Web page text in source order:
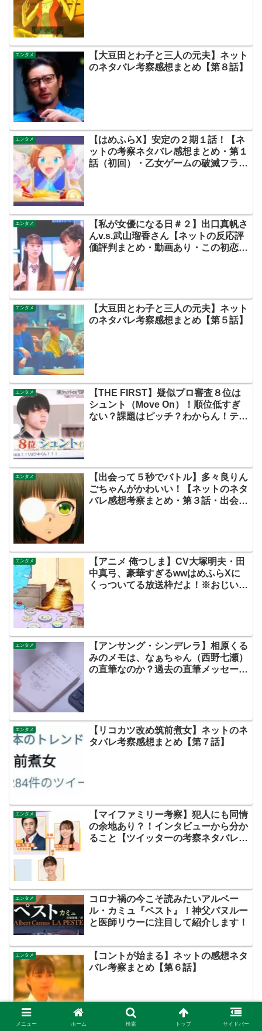
エンタメ
【大豆田とわ子と三人の元夫】ネット
のネタバレ考察感想まとめ【第８話】
エンタメ
【はめふらX】安定の２期１話！【ネ
ットの考察ネタバレ感想まとめ・第１
話（初回）・乙女ゲームの破滅フラグ
エンタメ
【私が女優になる日＃２】出口真帆さ
んv.s.武山瑠香さん【ネットの反応評
価評判まとめ・動画あり・この初恋は
エンタメ
【大豆田とわ子と三人の元夫】ネット
のネタバレ考察感想まとめ【第５話】
エンタメ
【THE FIRST】疑似プロ審査８位は
シュント（Move On）！順位低すぎ
ない？課題はピッチ？わからん！テン
エンタメ
【出会って５秒でバトル】多々良りん
ごちゃんがかわいい！【ネットのネタ
バレ感想考察まとめ・第３話・出会
エンタメ
【アニメ 俺つしま】CV大塚明夫・田
中真弓、豪華すぎるwwはめふらXに
くっついてる放送枠だよ！※おじいち
エンタメ
【アンサング・シンデレラ】相原くる
みのメモは、なぁちゃん（西野七瀬）
の直筆なのか？過去の直筆メッセージ
エンタメ
【リコカツ改め筑前煮女】ネットのネ
タバレ考察感想まとめ【第７話】
エンタメ
【マイファミリー考察】犯人にも同情
の余地あり？！インタビューから分か
ること【ツイッターの考察ネタバレ評
エンタメ
コロナ禍の今こそ読みたいアルベー
ル・カミュ『ペスト』！神父パヌルー
と医師リウーに注目して紹介します！
エンタメ
【コントが始まる】ネットの感想ネタ
バレ考察まとめ【第６話】
メニュー ホーム 検索 トップ サイドバー